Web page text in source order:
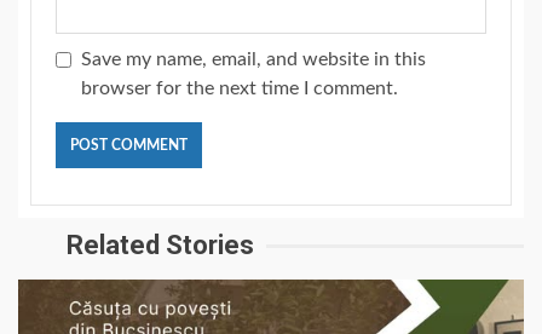
Save my name, email, and website in this
browser for the next time I comment.
Related Stories